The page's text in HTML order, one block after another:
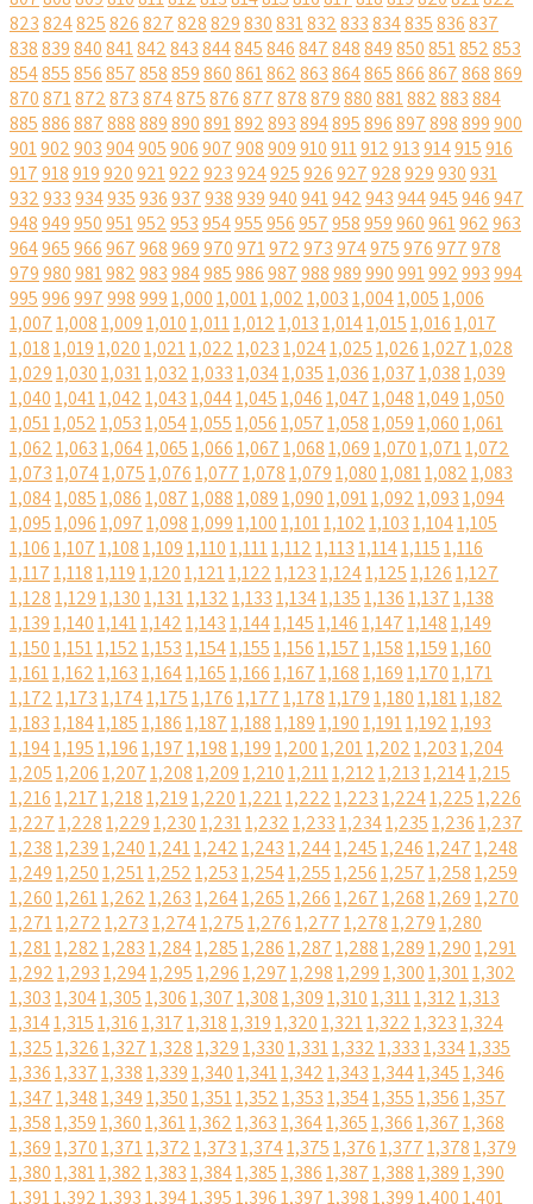
823824825826827828829830831832833834835836837
838839840841842843844845846847848849850851852853
854855856857858859860861862863864865866867868869
870871872873874875876877878879880881882883884
885886887888889890891892893894895896897898899900
901902903904905906907908909910911912913914915916
917918919920921922923924925926927928929930931
932933934935936937938939940941942943944945946947
948949950951952953954955956957958959960961962963
964965966967968969970971972973974975976977978
979980981982983984985986987988989990991992993994
9959969979989991,0001,0011,0021,0031,0041,0051,006
1,0071,0081,0091,0101,0111,0121,0131,0141,0151,0161,017
1,0181,0191,0201,0211,0221,0231,0241,0251,0261,0271,028
1,0291,0301,0311,0321,0331,0341,0351,0361,0371,0381,039
1,0401,0411,0421,0431,0441,0451,0461,0471,0481,0491,050
1,0511,0521,0531,0541,0551,0561,0571,0581,0591,0601,061
1,0621,0631,0641,0651,0661,0671,0681,0691,0701,0711,072
1,0731,0741,0751,0761,0771,0781,0791,0801,0811,0821,083
1,0841,0851,0861,0871,0881,0891,0901,0911,0921,0931,094
1,0951,0961,0971,0981,0991,1001,1011,1021,1031,1041,105
1,1061,1071,1081,1091,1101,1111,1121,1131,1141,1151,116
1,1171,1181,1191,1201,1211,1221,1231,1241,1251,1261,127
1,1281,1291,1301,1311,1321,1331,1341,1351,1361,1371,138
1,1391,1401,1411,1421,1431,1441,1451,1461,1471,1481,149
1,1501,1511,1521,1531,1541,1551,1561,1571,1581,1591,160
1,1611,1621,1631,1641,1651,1661,1671,1681,1691,1701,171
1,1721,1731,1741,1751,1761,1771,1781,1791,1801,1811,182
1,1831,1841,1851,1861,1871,1881,1891,1901,1911,1921,193
1,1941,1951,1961,1971,1981,1991,2001,2011,2021,2031,204
1,2051,2061,2071,2081,2091,2101,2111,2121,2131,2141,215
1,2161,2171,2181,2191,2201,2211,2221,2231,2241,2251,226
1,2271,2281,2291,2301,2311,2321,2331,2341,2351,2361,237
1,2381,2391,2401,2411,2421,2431,2441,2451,2461,2471,248
1,2491,2501,2511,2521,2531,2541,2551,2561,2571,2581,259
1,2601,2611,2621,2631,2641,2651,2661,2671,2681,2691,270
1,2711,2721,2731,2741,2751,2761,2771,2781,2791,280
1,2811,2821,2831,2841,2851,2861,2871,2881,2891,2901,291
1,2921,2931,2941,2951,2961,2971,2981,2991,3001,3011,302
1,3031,3041,3051,3061,3071,3081,3091,3101,3111,3121,313
1,3141,3151,3161,3171,3181,3191,3201,3211,3221,3231,324
1,3251,3261,3271,3281,3291,3301,3311,3321,3331,3341,335
1,3361,3371,3381,3391,3401,3411,3421,3431,3441,3451,346
1,3471,3481,3491,3501,3511,3521,3531,3541,3551,3561,357
1,3581,3591,3601,3611,3621,3631,3641,3651,3661,3671,368
1,3691,3701,3711,3721,3731,3741,3751,3761,3771,3781,379
1,3801,3811,3821,3831,3841,3851,3861,3871,3881,3891,390
1,3911,3921,3931,3941,3951,3961,3971,3981,3991,4001,401